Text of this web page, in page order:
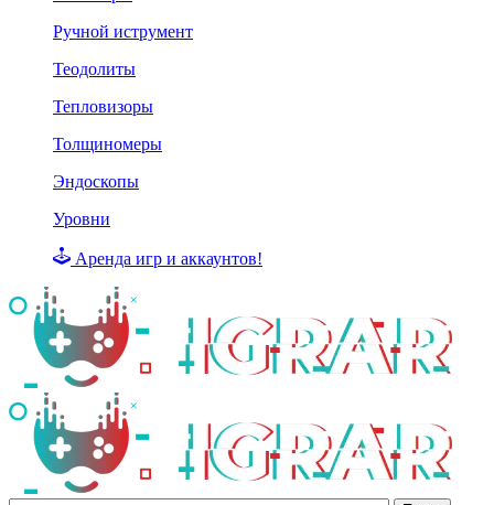
Ручной иструмент
Теодолиты
Тепловизоры
Толщиномеры
Эндоскопы
Уровни
Аренда игр и аккаунтов!